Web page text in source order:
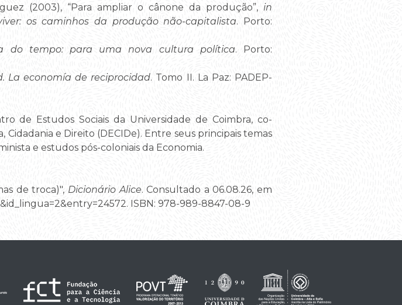
(2003), “Para ampliar o cânone da produção”, in
os caminhos da produção não-capitalista. Porto:
do tempo: para uma nova cultura política. Porto:
La economía de reciprocidad. Tomo II. La Paz: PADEP-
de Estudos Sociais da Universidade de Coimbra, co-
e Direito (DECIDe). Entre seus principais temas
e estudos pós-coloniais da Economia.
de troca)", Dicionário Alice. Consultado a 06.08.26, em
ISBN: 978-989-8847-08-9